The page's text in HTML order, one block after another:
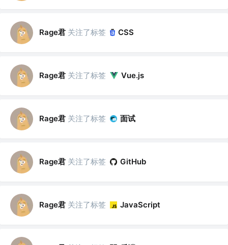
Rage君 关注了标签 CSS
Rage君 关注了标签 Vue.js
Rage君 关注了标签 面试
Rage君 关注了标签 GitHub
Rage君 关注了标签 JavaScript